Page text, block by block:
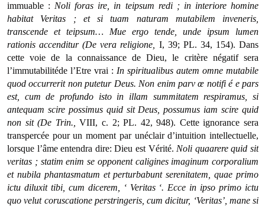
immuable : Noli foras ire, in teipsum redi ; in interiore homine
habitat Veritas ; et si tuam naturam mutabilem inveneris,
transcende et teipsum… Mue ergo tende, unde ipsum lumen
rationis accenditur (De vera religione, I, 39; PL. 34, 154). Dans
cette voie de la connaissance de Dieu, le critère négatif sera
l’immutabilitéde l’Etre vrai : In spiritualibus autem omne mutabile
quod occurrerit non putetur Deus. Non enim parv œ notifié e pars
est, cum de profundo isto in illam summitatem respiramus, si
antequam scire possimus quid sit Deus, possumus iam scire quid
non sit (De Trin.,VIII, c. 2; PL. 42, 948). Cette ignorance sera
transpercée pour un moment par unéclair d’intuition intellectuelle,
lorsque l’âme entendra dire: Dieu est Vérité. Noli quaarere quid sit
veritas ; statim enim se opponent caligines imaginum corporalium
et nubila phantasmatum et perturbabunt serenitatem, quae primo
ictu diluxit tibi, cum dicerem, ‘ Veritas ‘. Ecce in ipso primo ictu
quo velut coruscatione perstringeris, cum dicitur, ‘Veritas’, mane si